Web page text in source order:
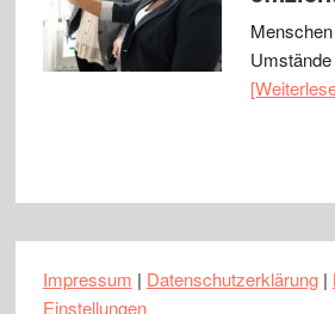
Impressum | Datenschutzerklärung|
Einstellungen